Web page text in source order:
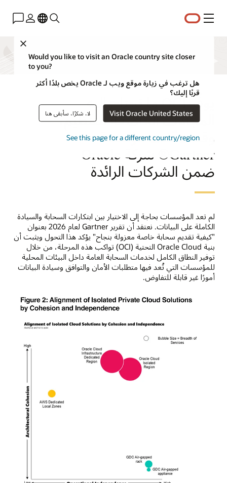
القائمة
Would you like to visit an Oracle country site closer
to you?
هل ترغب في زيارة موقع ويب لـ Oracle يخص بلدًا أكثر
قربًا إليك؟
Visit Oracle United States لا، شكرًا، سأبقى هنا
See this page for a different country/region
يوفّر OCI ما تحتاج إليه
المجالات الخاضعة للتنظيم،
وقد صنّفت مؤسسة
Gartner® شركة Oracle
ضمن الشركات الرائدة
لم تعد المؤسسات بحاجة إلى الاختيار بين ابتكارات السحابة والسيادة
الكاملة على البيانات. نعتقد أن تقرير Gartner لعام 2026 بعنوان
"كيفية تقديم سحابة خاصة معزولة بنجاح" يؤكد هذا التحول ويثبت أن
بنية Oracle Cloud التحتية (OCI) تواكب هذه المرحلة، من خلال
توفير النطاق الكامل لخدمات السحابة العامة داخل البيئات المحلية
للمؤسسات التي تُعد فيها متطلبات الأمان والتوافق وسيادة البيانات
أمورًا غير قابلة للتفاوض.